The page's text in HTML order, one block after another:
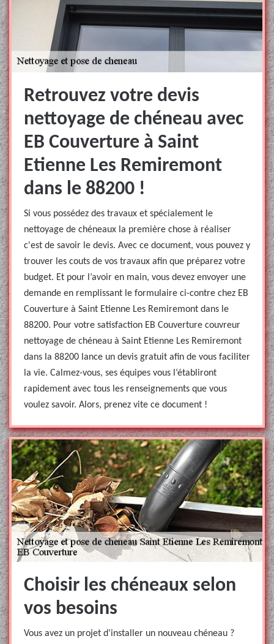
Retrouvez votre devis
nettoyage de chéneau avec
EB Couverture à Saint
Etienne Les Remiremont
dans le 88200 !
Si vous possédez des travaux et spécialement le
nettoyage de chéneaux la première chose à réaliser
c'est de savoir le devis. Avec ce document, vous pouvez y
trouver les couts de vos travaux afin que préparez votre
budget. Et pour l’avoir en main, vous devez envoyer une
demande en remplissant le formulaire ci-contre chez EB
Couverture à Saint Etienne Les Remiremont dans le
88200. Pour votre satisfaction EB Couverture couvreur
nettoyage de chéneau à Saint Etienne Les Remiremont
dans la 88200 lance un devis gratuit afin de vous faciliter
la vie. Calmez-vous, ses équipes vous l‘établiront
rapidement avec tous les renseignements que vous
voulez savoir. Alors, prenez vite ce document !
Choisir les chéneaux selon
vos besoins
Vous avez un projet d’installer un nouveau chéneau ?